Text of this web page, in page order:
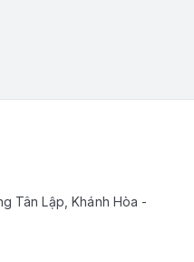
Tân Lập, Khánh Hòa -